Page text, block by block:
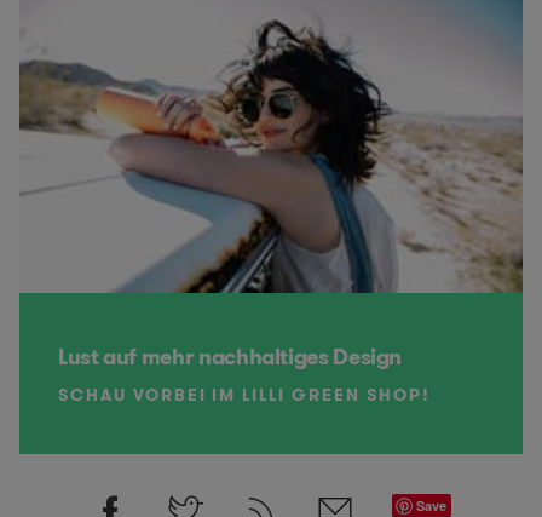
Lust auf mehr nachhaltiges Design
SCHAU VORBEI IM LILLI GREEN SHOP!
Save